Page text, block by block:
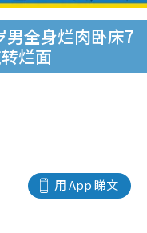
全身烂肉卧床7
烂面
用 App 睇文